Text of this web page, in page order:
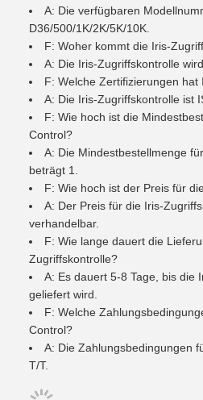
A: Die verfügbaren
D36/500/1K/2K/5K/10K.
F: Woher kommt die Iris-
A: Die Iris-Zugriffskontrolle
F: Welche Zertifizierungen hat
A: Die Iris-Zugriffskontrolle ist
F: Wie hoch ist die
Control?
A: Die Mindestbestellmenge
beträgt 1.
F: Wie hoch ist der Preis für
A: Der Preis für die Iris-
verhandelbar.
F: Wie lange dauert die
Zugriffskontrolle?
A: Es dauert 5-8 Tage, bis die
geliefert wird.
F: Welche
Control?
A: Die Zahlungsbedingungen
T/T.